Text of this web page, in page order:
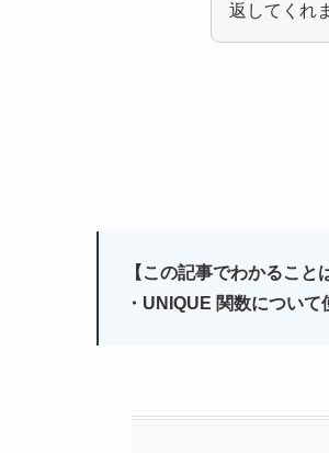
返してくれ
【この記事でわかること
・UNIQUE 関数について